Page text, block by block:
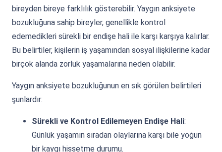
bireyden bireye farklılık gösterebilir. Yaygın anksiyete
bozukluğuna sahip bireyler, genellikle kontrol
edemedikleri sürekli bir endişe hali ile karşı karşıya kalırlar.
Bu belirtiler, kişilerin iş yaşamından sosyal ilişkilerine kadar
birçok alanda zorluk yaşamalarına neden olabilir.
Yaygın anksiyete bozukluğunun en sık görülen belirtileri
şunlardır:
Sürekli ve Kontrol Edilemeyen Endişe Hali:
Günlük yaşamın sıradan olaylarına karşı bile yoğun
bir kaygı hissetme durumu.